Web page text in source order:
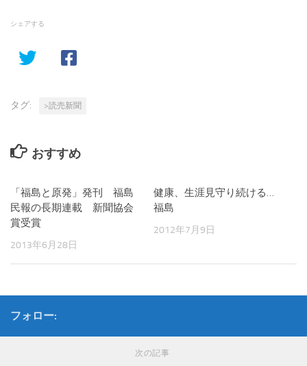
シェアする
タグ: >読売新聞
おすすめ
「福島と原発」発刊 福島
民報の長期連載 新聞協会
賞受賞
2013年6月28日
健康、生涯見守り続ける…
福島
2012年7月9日
フォロー:
次の記事